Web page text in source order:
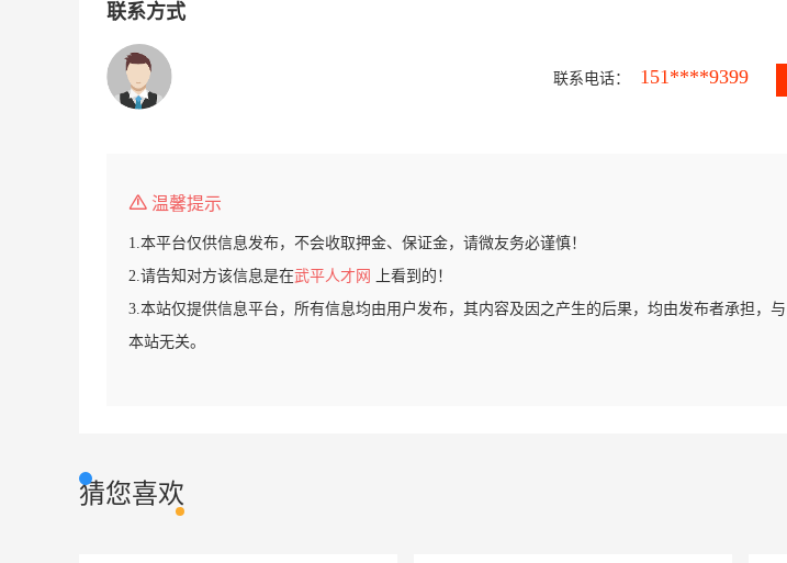
联系方式
联系电话： 151****9399
温馨提示
1.本平台仅供信息发布，不会收取押金、保证金，请微友务必谨慎！
2.请告知对方该信息是在武平人才网
上看到的！
3.本站仅提供信息平台，所有信息均由用户发布，其内容及因之产生的后果，均由发布者承担，与
本站无关。
猜您喜欢